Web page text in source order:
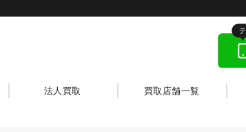
法人買取 買取店舗一覧